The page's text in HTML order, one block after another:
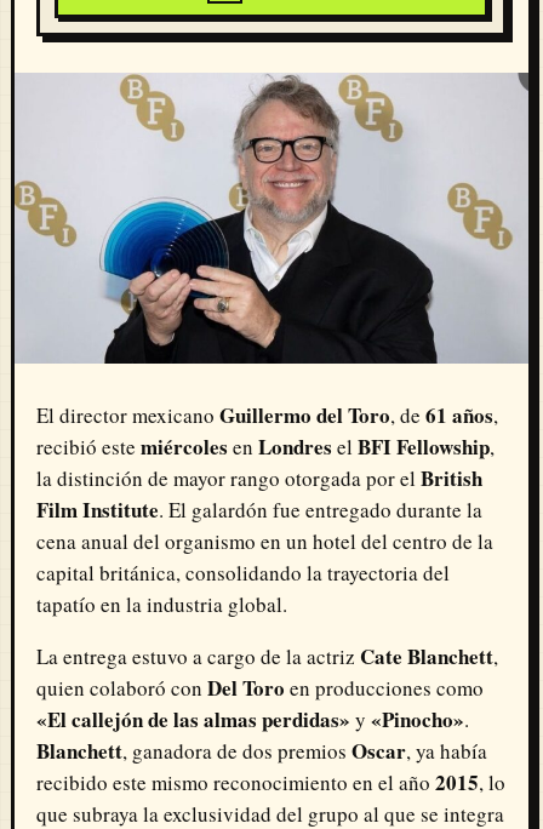
El director mexicano Guillermo del Toro, de 61 años,
recibió este miércoles en Londres el BFI Fellowship,
la distinción de mayor rango otorgada por el British
Film Institute. El galardón fue entregado durante la
cena anual del organismo en un hotel del centro de la
capital británica, consolidando la trayectoria del
tapatío en la industria global.
La entrega estuvo a cargo de la actriz Cate Blanchett,
quien colaboró con Del Toro en producciones como
«El callejón de las almas perdidas» y «Pinocho».
Blanchett, ganadora de dos premios Oscar, ya había
recibido este mismo reconocimiento en el año 2015, lo
que subraya la exclusividad del grupo al que se integra